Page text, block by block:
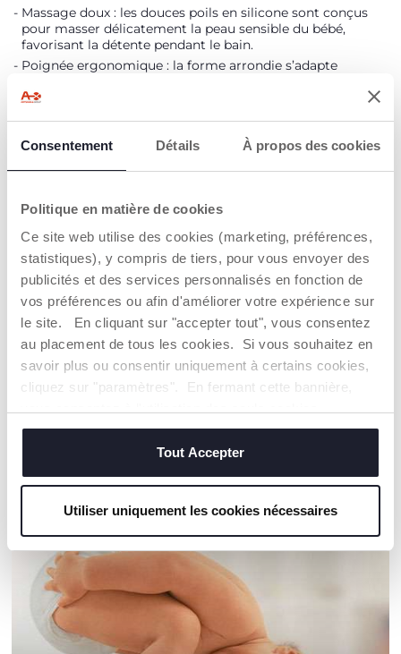
Consentement Détails À propos des cookies
Politique en matière de cookies
Ce site web utilise des cookies (marketing, préférences,
statistiques), y compris de tiers, pour vous envoyer des
publicités et des services personnalisés en fonction de
vos préférences ou afin d'améliorer votre expérience sur
le site. En cliquant sur "accepter tout", vous consentez
au placement de tous les cookies. Si vous souhaitez en
savoir plus ou consentir uniquement à certains cookies,
cliquez sur "paramètres". En fermant cette bannière,
techniques, qui sont essentiels au service demandé.
Tout Accepter
Utiliser uniquement les cookies nécessaires
Massage doux : les douces poils en silicone sont conçus
pour masser délicatement la peau sensible du bébé,
favorisant la détente pendant le bain.
Poignée ergonomique : la forme arrondie s’adapte
en main sûre même lorsque la brosse est savonneuse.
Polyvalent : idéal non seulement pour le corps, mais aussi
pour nettoyer en douceur le cuir chevelu.
Crochet intégré pratique : équipé d'une boucle pratique
pour un accrochage facile après utilisation, permettant un
Facile à nettoyer : peut être rincé sous l'eau courante pour
DÉTAILS DU PRODUIT
AVERTISSEMENTS ET INSTRUCTIONS
Trouver un Revendeur